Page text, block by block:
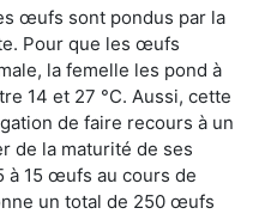
œufs sont pondus par la
Pour que les œufs
la femelle les pond à
14 et 27 °C. Aussi, cette
de faire recours à un
de la maturité de ses
à 15 œufs au cours de
un total de 250 œufs